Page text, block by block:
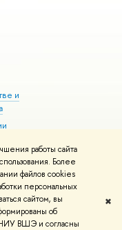
работы сайта
Более
файлов cookies
персональных
сайтом, вы
об
НИУ ВШЭ и согласны
✖
и
Условия использования